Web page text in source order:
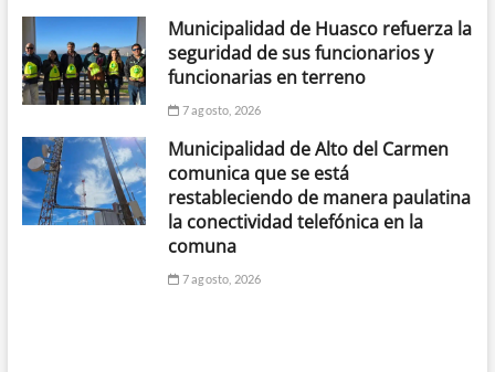
Municipalidad de Huasco refuerza la
seguridad de sus funcionarios y
funcionarias en terreno
7 agosto, 2026
Municipalidad de Alto del Carmen
comunica que se está
restableciendo de manera paulatina
la conectividad telefónica en la
comuna
7 agosto, 2026